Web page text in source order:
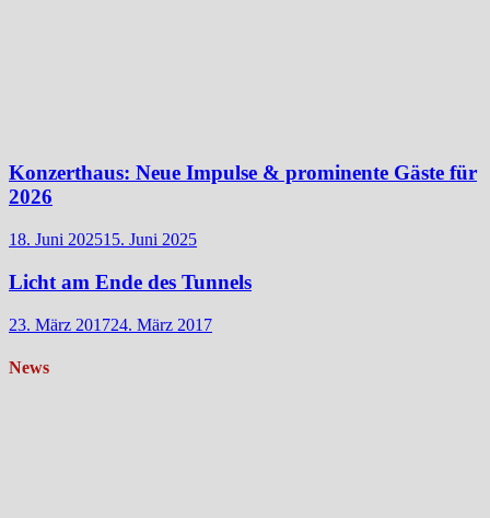
Konzerthaus: Neue Impulse & prominente Gäste für
2026
18. Juni 202515. Juni 2025
Licht am Ende des Tunnels
23. März 201724. März 2017
News